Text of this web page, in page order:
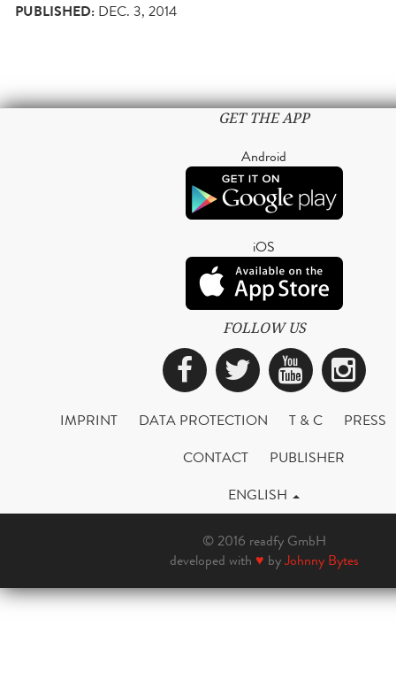
PUBLISHED: DEC. 3, 2014
GET THE APP
Android
iOS
FOLLOW US
Facebook
Twitter
IMPRINT DATA PROTECTION T & C
PRESS
CONTACT
PUBLISHER
ENGLISH
© 2016 readfy GmbH
developed with ♥ byJohnny Bytes